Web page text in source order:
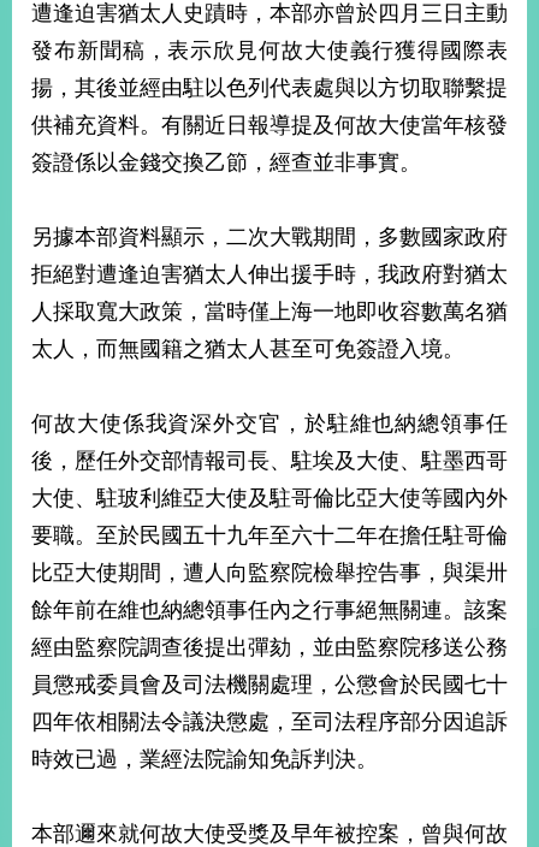
首
頁
站
導
覽
關
於
部
新
聞
中
心
外
訊
國
家
與
地
區
國
際
傳
播
政
資
遭逢迫害猶太人史蹟時，本部亦曾於四月三日主動
發布新聞稿，表示欣見何故大使義行獲得國際表
揚，其後並經由駐以色列代表處與以方切取聯繫提
供補充資料。有關近日報導提及何故大使當年核發
簽證係以金錢交換乙節，經查並非事實。
另據本部資料顯示，二次大戰期間，多數國家政府
拒絕對遭逢迫害猶太人伸出援手時，我政府對猶太
人採取寬大政策，當時僅上海一地即收容數萬名猶
太人，而無國籍之猶太人甚至可免簽證入境。
何故大使係我資深外交官，於駐維也納總領事任
後，歷任外交部情報司長、駐埃及大使、駐墨西哥
大使、駐玻利維亞大使及駐哥倫比亞大使等國內外
要職。至於民國五十九年至六十二年在擔任駐哥倫
比亞大使期間，遭人向監察院檢舉控告事，與渠卅
餘年前在維也納總領事任內之行事絕無關連。該案
經由監察院調查後提出彈劾，並由監察院移送公務
員懲戒委員會及司法機關處理，公懲會於民國七十
四年依相關法令議決懲處，至司法程序部分因追訴
時效已過，業經法院諭知免訴判決。
本部邇來就何故大使受獎及早年被控案，曾與何故